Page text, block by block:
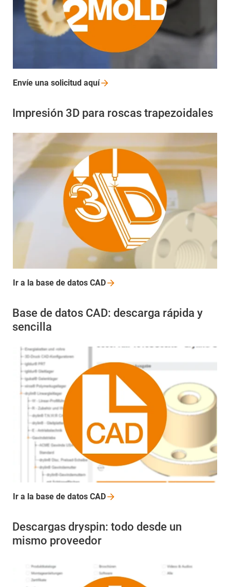
Envíe una solicitud aquí
Impresión 3D para roscas trapezoidales
Ir a la base de datos CAD
Base de datos CAD: descarga rápida y
sencilla
Ir a la base de datos CAD
Descargas dryspin: todo desde un
mismo proveedor